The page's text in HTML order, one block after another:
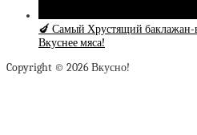
🍆 Самый Хрустящий баклажан-
Вкуснее мяса!
Copyright © 2026 Вкусно!